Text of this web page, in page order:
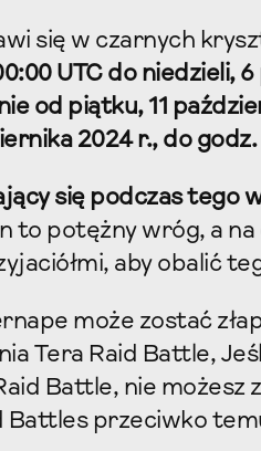
się w czarnych
UTC do niedzieli,
od piątku, 11
2024 r., do godz.
się podczas tego
to potężny wróg, a
aby obalić
może zostać
Tera Raid Battle,
Battle, nie możesz
Battles przeciwko